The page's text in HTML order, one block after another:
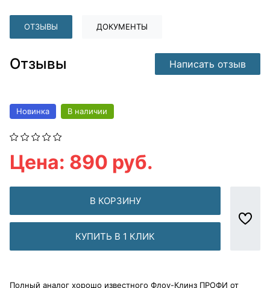
ОТЗЫВЫ ДОКУМЕНТЫ
Отзывы Написать отзыв
Новинка В наличии
Цена: 890 руб.
В КОРЗИНУ
КУПИТЬ В 1 КЛИК
Полный аналог хорошо известного Флоу-Клинз ПРОФИ от